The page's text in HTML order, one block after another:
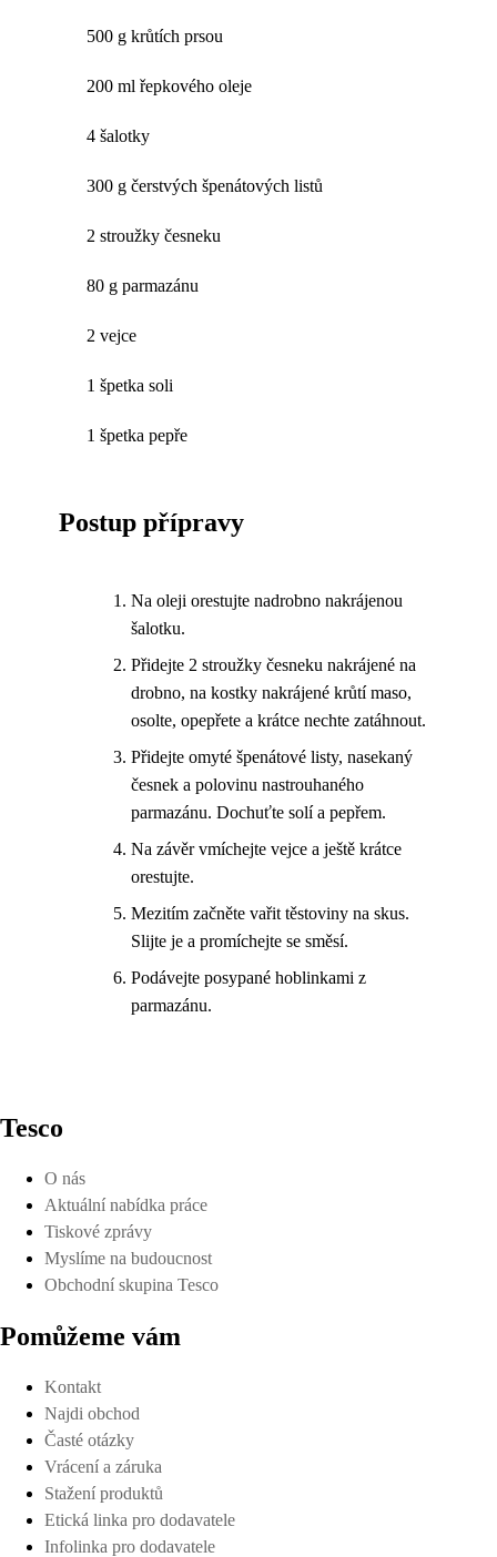
500 g krůtích prsou
200 ml řepkového oleje
4 šalotky
300 g čerstvých špenátových listů
2 stroužky česneku
80 g parmazánu
2 vejce
1 špetka soli
1 špetka pepře
Postup přípravy
Na oleji orestujte nadrobno nakrájenou
šalotku.
Přidejte 2 stroužky česneku nakrájené na
drobno, na kostky nakrájené krůtí maso,
osolte, opepřete a krátce nechte zatáhnout.
Přidejte omyté špenátové listy, nasekaný
česnek a polovinu nastrouhaného
parmazánu. Dochuťte solí a pepřem.
Na závěr vmíchejte vejce a ještě krátce
orestujte.
Mezitím začněte vařit těstoviny na skus.
Slijte je a promíchejte se směsí.
Podávejte posypané hoblinkami z
parmazánu.
Tesco
O nás
Aktuální nabídka práce
Tiskové zprávy
Myslíme na budoucnost
Obchodní skupina Tesco
Pomůžeme vám
Kontakt
Najdi obchod
Časté otázky
Vrácení a záruka
Stažení produktů
Etická linka pro dodavatele
Infolinka pro dodavatele